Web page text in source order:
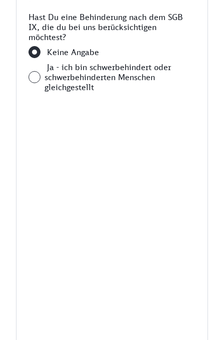
Hast Du eine Behinderung nach dem SGB
IX, die du bei uns berücksichtigen
möchtest?
Keine Angabe
Ja - ich bin schwerbehindert oder
schwerbehinderten Menschen
gleichgestellt